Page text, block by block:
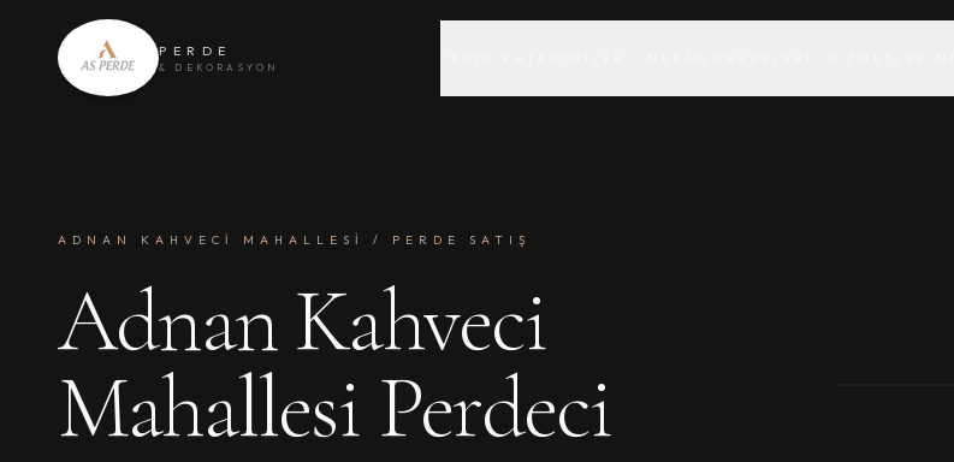
PERDE
& DEKORASYON
ADNAN KAHVECI MAHALLESI / PERDE SATIŞ
Adnan Kahveci
Mahallesi Perdeci